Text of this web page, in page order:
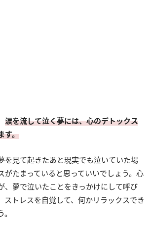
涙を流して泣く夢には、心のデトックス
す。
を見て起きたあと現実でも泣いていた場
がたまっていると思っていいでしょう。心
、夢で泣いたことをきっかけにして呼び
ストレスを自覚して、何かリラックスでき